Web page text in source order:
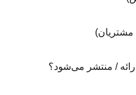
/ منتشر می‌شود؟